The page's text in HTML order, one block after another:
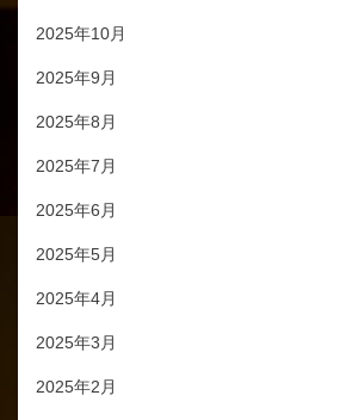
2025年10月
2025年9月
2025年8月
2025年7月
2025年6月
2025年5月
2025年4月
2025年3月
2025年2月